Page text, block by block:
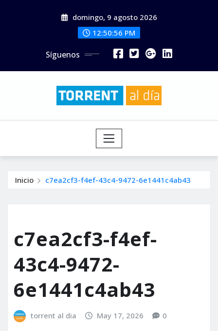
domingo, 9 agosto 2026
12:50:57 PM
Síguenos
Inicio c7ea2cf3-f4ef-43c4-9472-6e1441c4ab43
c7ea2cf3-f4ef-
43c4-9472-
6e1441c4ab43
torrent al dia May 17, 2026 0